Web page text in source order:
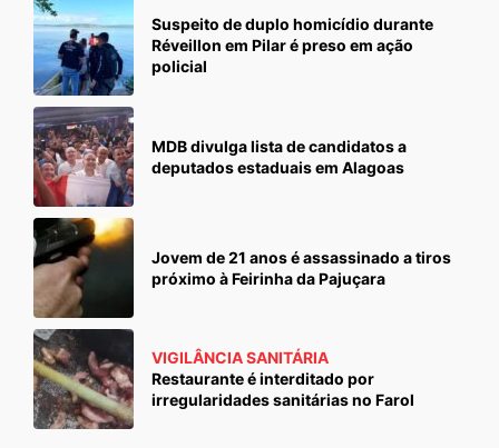
Suspeito de duplo homicídio durante
Réveillon em Pilar é preso em ação
policial
MDB divulga lista de candidatos a
deputados estaduais em Alagoas
Jovem de 21 anos é assassinado a tiros
próximo à Feirinha da Pajuçara
VIGILÂNCIA SANITÁRIA
Restaurante é interditado por
irregularidades sanitárias no Farol